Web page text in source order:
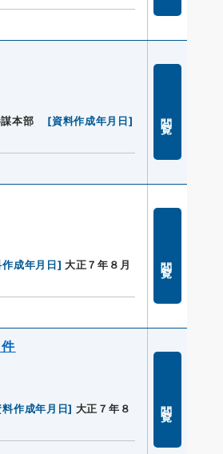
本部 [資料作成年月日]
作成年月日] 大正７年８月
料作成年月日] 大正７年８